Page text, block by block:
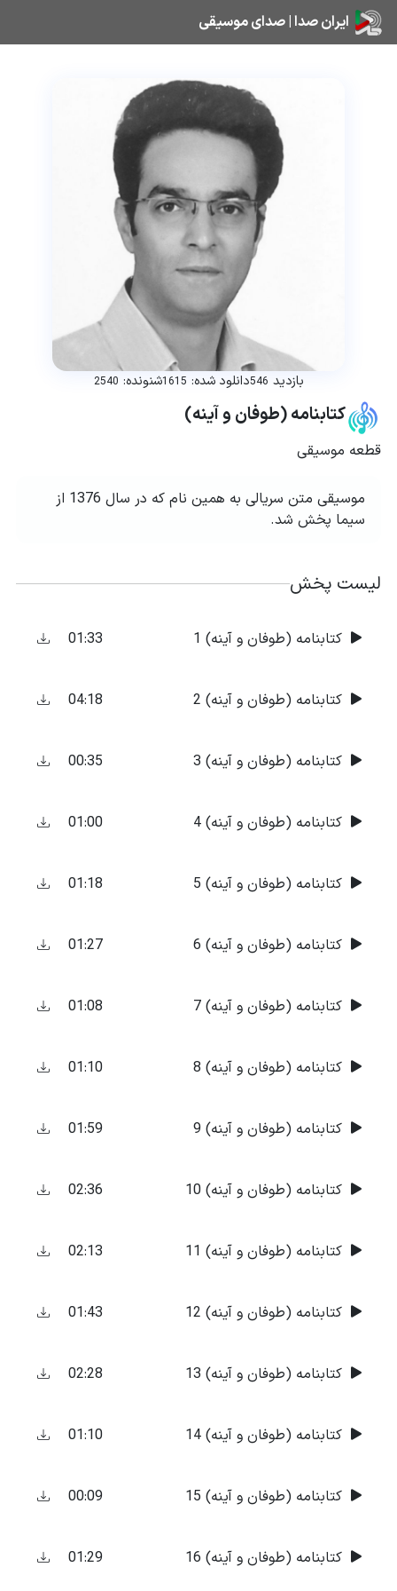
ایران صدا | صدای موسیقی
بازدید 546دانلود شده: 1615شنونده: 2540
کتابنامه (طوفان و آینه)
قطعه موسیقی
موسیقی متن سریالی به همین نام که در سال 1376 از
سیما پخش شد.
لیست پخش
کتابنامه (طوفان و آینه) 1 01:33
کتابنامه (طوفان و آینه) 2 04:18
کتابنامه (طوفان و آینه) 3 00:35
کتابنامه (طوفان و آینه) 4 01:00
کتابنامه (طوفان و آینه) 5 01:18
کتابنامه (طوفان و آینه) 6 01:27
کتابنامه (طوفان و آینه) 7 01:08
کتابنامه (طوفان و آینه) 8 01:10
کتابنامه (طوفان و آینه) 9 01:59
کتابنامه (طوفان و آینه) 10 02:36
کتابنامه (طوفان و آینه) 11 02:13
کتابنامه (طوفان و آینه) 12 01:43
کتابنامه (طوفان و آینه) 13 02:28
کتابنامه (طوفان و آینه) 14 01:10
کتابنامه (طوفان و آینه) 15 00:09
کتابنامه (طوفان و آینه) 16 01:29